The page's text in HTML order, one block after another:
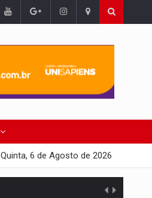
Quinta, 6 de Agosto de 2026